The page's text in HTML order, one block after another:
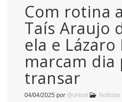
Com rotina
Taís Araujo
ela e Lázaro
marcam dia
transar
04/04/2025 por @uHost Notícias